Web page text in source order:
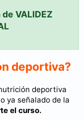
VALIDEZ
deportiva?
deportiva
ya señalado de la
el curso.